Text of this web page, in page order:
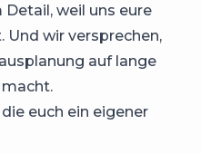
weil uns eure
Und wir versprechen,
auf lange
euch ein eigener